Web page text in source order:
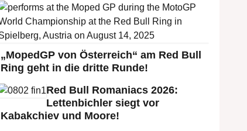
„MopedGP von Österreich“ am Red Bull
Ring geht in die dritte Runde!
Red Bull Romaniacs 2026:
Lettenbichler siegt vor
Kabakchiev und Moore!